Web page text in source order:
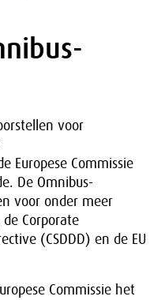
voor
Europese Commissie
De Omnibus-
voor onder meer
Corporate
(CSDDD) en de EU
Commissie het